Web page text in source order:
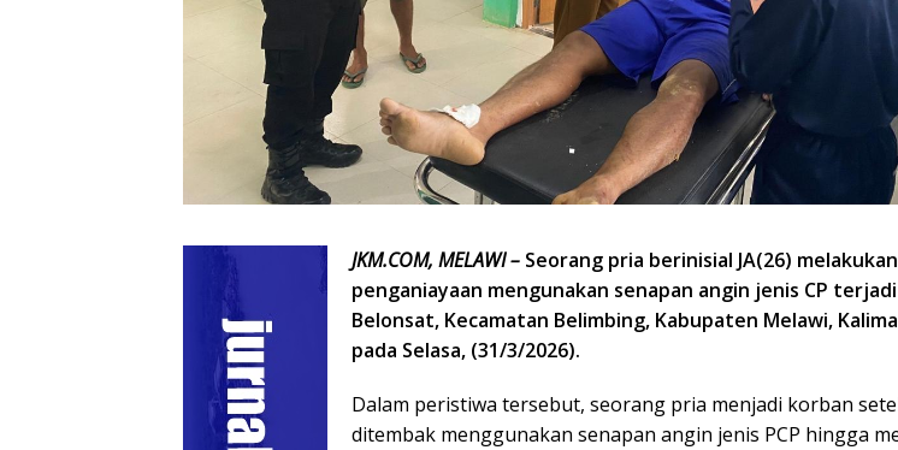
JKM.COM, MELAWI – Seorang pria berinisial JA(26) melakukan
penganiayaan mengunakan senapan angin jenis CP
Belonsat, Kecamatan Belimbing, Kabupaten Melawi,
pada Selasa, (31/3/2026).
Dalam peristiwa tersebut, seorang pria menjadi korban
ditembak menggunakan senapan angin jenis PCP hingga